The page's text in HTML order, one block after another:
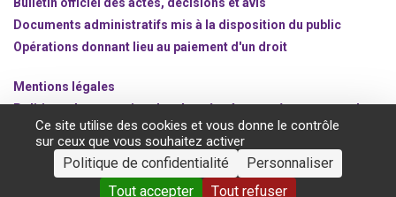
Documents administratifs mis à la disposition du public
Opérations donnant lieu au paiement d'un droit
Mentions légales
Politique de protection des données à caractère personnel
Gestion des cookies
©2020 ANSM.SANTE.FR
Ce site utilise des cookies et vous donne le contrôle
sur ceux que vous souhaitez activer
Tout accepter Tout refuser
Personnaliser
Politique de confidentialité